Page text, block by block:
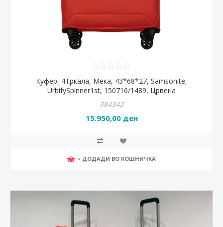
Куфер, 4Тркала, Мека, 43*68*27, Samsonite,
UrbifySpinner1st, 150716/1489, Црвена
384342
15.950,00 ден
+ ДОДАДИ ВО КОШНИЧКА